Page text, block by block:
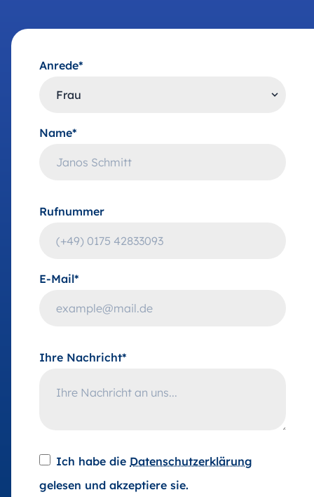
Anrede*
Name*
Rufnummer
E-Mail*
Ihre Nachricht*
Ich habe die Datenschutzerklärung
gelesen und akzeptiere sie.